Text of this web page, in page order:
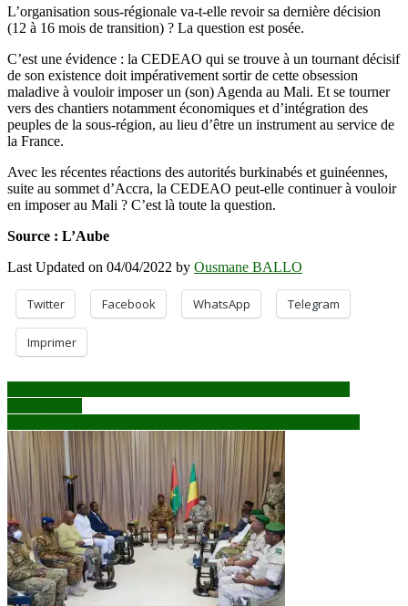
L’organisation sous-régionale va-t-elle revoir sa dernière décision
(12 à 16 mois de transition) ? La question est posée.
C’est une évidence : la CEDEAO qui se trouve à un tournant décisif
de son existence doit impérativement sortir de cette obsession
maladive à vouloir imposer un (son) Agenda au Mali. Et se tourner
vers des chantiers notamment économiques et d’intégration des
peuples de la sous-région, au lieu d’être un instrument au service de
la France.
Avec les récentes réactions des autorités burkinabés et guinéennes,
suite au sommet d’Accra, la CEDEAO peut-elle continuer à vouloir
en imposer au Mali ? C’est là toute la question.
Source : L’Aube
Last Updated on 04/04/2022 by Ousmane BALLO
Twitter Facebook WhatsApp Telegram
Imprimer
Navigation
de
l’article